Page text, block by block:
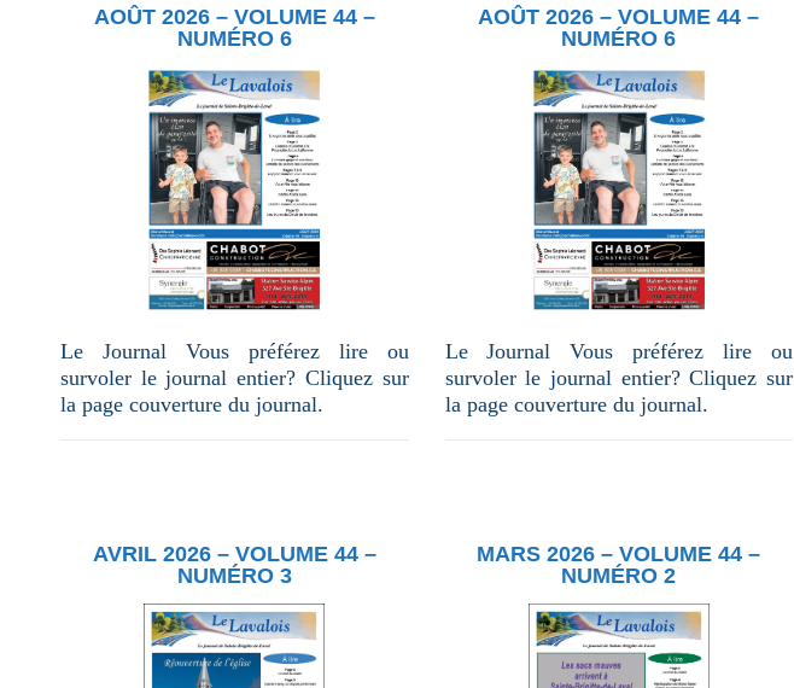
AOÛT 2026 – VOLUME 44 –
NUMÉRO 6
Le Journal Vous préférez lire ou
survoler le journal entier? Cliquez sur
la page couverture du journal.
AOÛT 2026 – VOLUME 44 –
NUMÉRO 6
Le Journal Vous préférez lire ou
survoler le journal entier? Cliquez sur
la page couverture du journal.
AVRIL 2026 – VOLUME 44 –
NUMÉRO 3
MARS 2026 – VOLUME 44 –
NUMÉRO 2